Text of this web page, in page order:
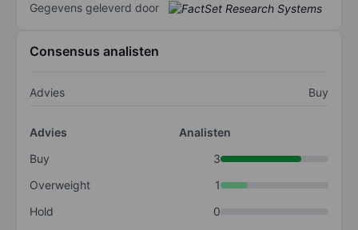
Gegevens geleverd door
Consensus analisten
Advies Buy
Advies
Analisten
Buy
3
Overweight
1
Hold
0